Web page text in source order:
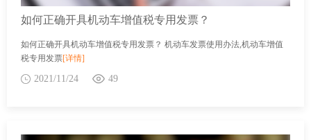
如何正确开具机动车增值税专用发票？
如何正确开具机动车增值税专用发票？ 机动车发票使用办法,机动车增值
税专用发票[详情]
2021/11/24 49